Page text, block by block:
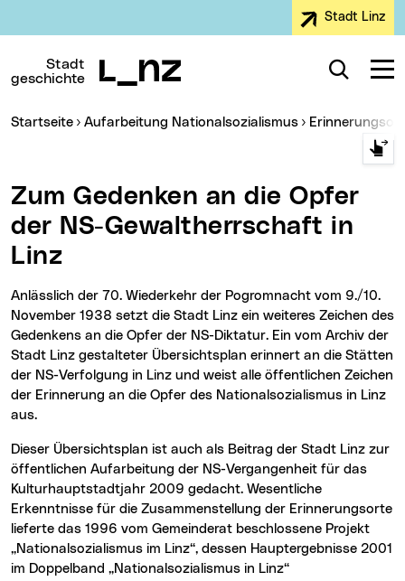
Stadt Linz
Stadt
geschichte
Suche
Sie sind hier:
Startseite Aufarbeitung Nationalsozialismus
Zum Gedenken an die Opfer
der NS-Gewaltherrschaft in
Linz
Anlässlich der 70. Wiederkehr der Pogromnacht vom 9./10.
November 1938 setzt die Stadt Linz ein weiteres Zeichen des
Gedenkens an die Opfer der NS-Diktatur. Ein vom Archiv der
Stadt Linz gestalteter Übersichtsplan erinnert an die Stätten
der NS-Verfolgung in Linz und weist alle öffentlichen Zeichen
der Erinnerung an die Opfer des Nationalsozialismus in Linz
aus.
Dieser Übersichtsplan ist auch als Beitrag der Stadt Linz zur
öffentlichen Aufarbeitung der NS-Vergangenheit für das
Kulturhauptstadtjahr 2009 gedacht. Wesentliche
Erkenntnisse für die Zusammenstellung der Erinnerungsorte
lieferte das 1996 vom Gemeinderat beschlossene Projekt
„Nationalsozialismus im Linz“, dessen Hauptergebnisse 2001
im Doppelband „Nationalsozialismus in Linz“